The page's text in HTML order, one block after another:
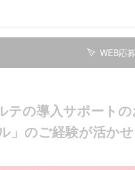
WEB応
テの導入サポート
」のご経験が活か